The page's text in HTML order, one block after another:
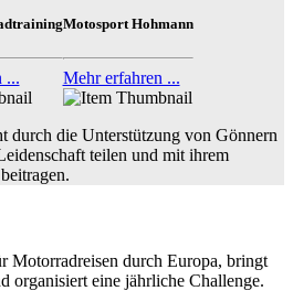
...
Motosport Hohmann
Mehr erfahren ...
durch die Unterstützung von Gönnern
teilen und mit ihrem
Motorradreisen durch Europa, bringt
organisiert eine jährliche Challenge.